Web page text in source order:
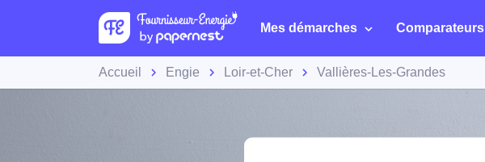
Mes démarches Comparateurs
Accueil Engie Loir-et-Cher Vallières-Les-Grandes